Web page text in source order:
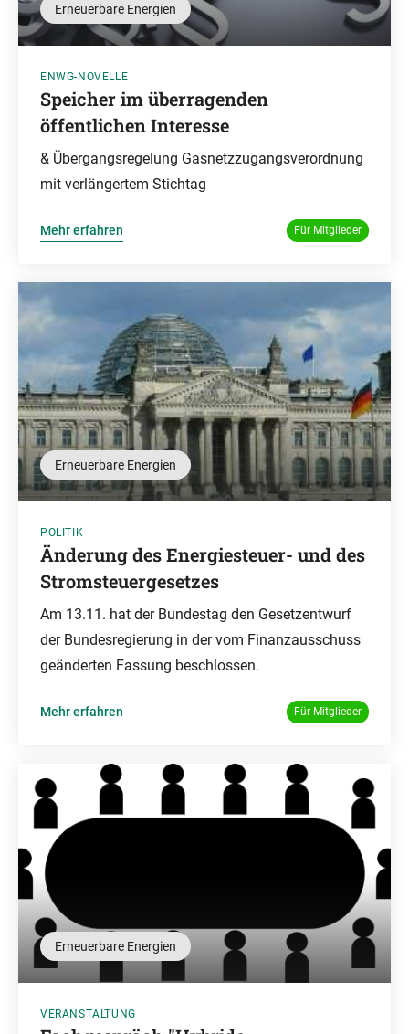
Erneuerbare Energien
ENWG-NOVELLE
Speicher im überragenden
öffentlichen Interesse
& Übergangsregelung Gasnetzzugangsverordnung
mit verlängertem Stichtag
Mehr erfahren Für Mitglieder
Erneuerbare Energien
POLITIK
Änderung des Energiesteuer- und des
Stromsteuergesetzes
Am 13.11. hat der Bundestag den Gesetzentwurf
der Bundesregierung in der vom Finanzausschuss
geänderten Fassung beschlossen.
Mehr erfahren Für Mitglieder
Erneuerbare Energien
VERANSTALTUNG